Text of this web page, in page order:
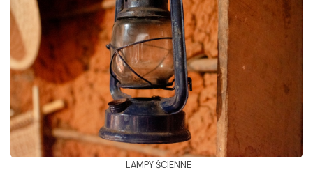
LAMPY ŚCIENNE